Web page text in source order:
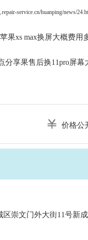
service.cn/huanping/news/
果xs max换屏大概费用
分享果售后换11pro屏幕
价格公
区崇文门外大街11号新